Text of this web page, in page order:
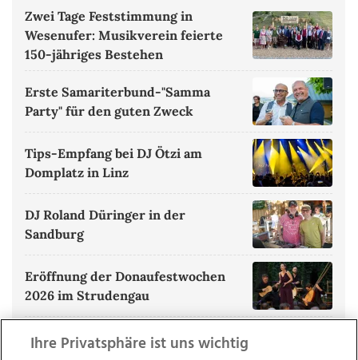
Zwei Tage Feststimmung in
Wesenufer: Musikverein feierte
150-jähriges Bestehen
Erste Samariterbund-"Samma
Party" für den guten Zweck
Tips-Empfang bei DJ Ötzi am
Domplatz in Linz
DJ Roland Düringer in der
Sandburg
Eröffnung der Donaufestwochen
2026 im Strudengau
ALLE BILDERGALERIEN ANZEIGEN
Ihre Privatsphäre ist uns wichtig